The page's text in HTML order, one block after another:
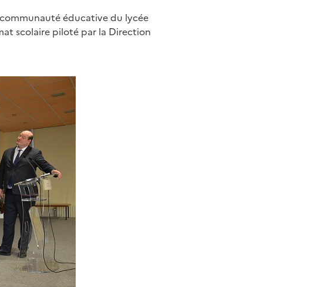
éducative du lycée
scolaire piloté par la Direction